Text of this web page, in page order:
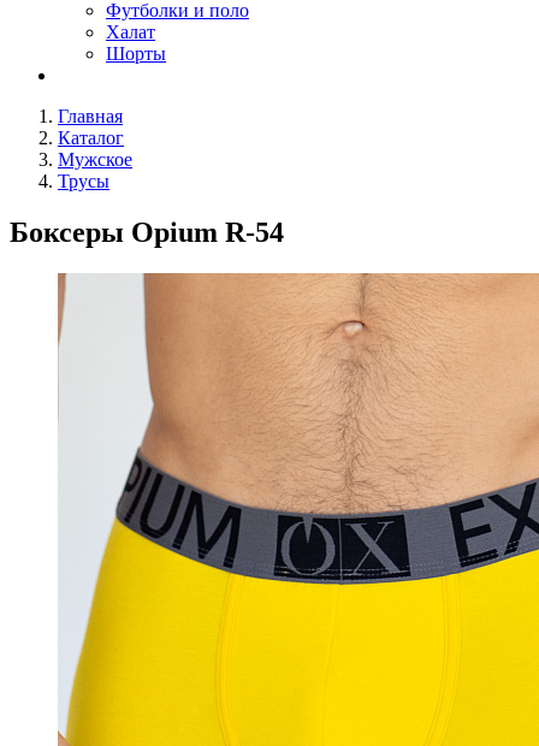
Футболки и поло
Халат
Шорты
Главная
Каталог
Мужское
Трусы
Боксеры Opium R-54